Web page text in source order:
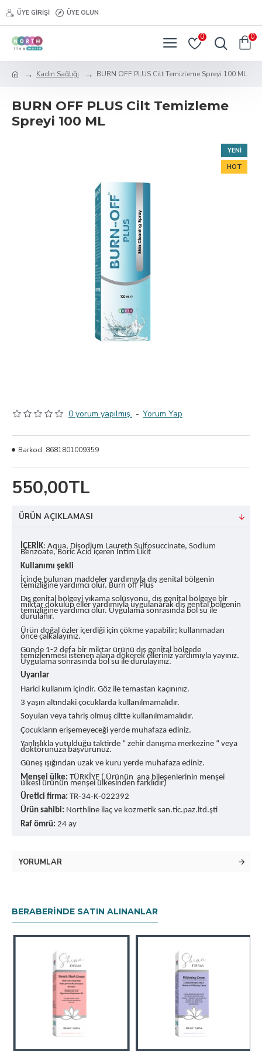
ÜYE GIRIŞI ÜYE OLUN
0 0
Kadın Sağlığı BURN OFF PLUS Cilt Temizleme Spreyi 100 ML
BURN OFF PLUS Cilt Temizleme
Spreyi 100 ML
YENI
HOT
0 yorum yapılmış. - Yorum Yap
550,00TL
Barkod: 8681801009359
ÜRÜN AÇIKLAMASI
İÇERİK: Aqua, Disodium Laureth Sulfosuccinate, Sodium
Benzoate, Boric Acid içeren İntim Likit
Kullanımı şekli
İçinde bulunan maddeler yardımıyla dış genital bölgenin
temizliğine yardımcı olur. Burn off Plus
Dış genital bölgeyi yıkama solüsyonu, dış genital bölgeye bir
miktar dökülüp eller yardımıyla uygulanarak dış gental bölgenin
temizliğine yardımcı olur. Uygulama sonrasında bol su ile
durulanır.
Ürün doğal özler içerdiği için çökme yapabilir; kullanmadan
önce çalkalayınız.
Günde 1-2 defa bir miktar ürünü dış genital bölgede
temizlenmesi istenen alana dökerek elleriniz yardımıyla yayınız.
Uygulama sonrasında bol su ile durulayınız.
Uyarılar
Harici kullanım içindir. Göz ile temastan kaçınınız.
3 yaşın altındaki çocuklarda kullanılmamalıdır.
Soyulan veya tahriş olmuş ciltte kullanılmamalıdır.
Çocukların erişemeyeceği yerde muhafaza ediniz.
Yanlışlıkla yutulduğu taktirde “ zehir danışma merkezine “ veya
doktorunuza başvurunuz.
Güneş ışığından uzak ve kuru yerde muhafaza ediniz.
Menşei ülke: TÜRKİYE ( Ürünün ana bileşenlerinin menşei
ülkesi ürünün menşei ülkesinden farklıdır)
Üretici firma: TR-34-K-022392
Ürün sahibi: Northline ilaç ve kozmetik san.tic.paz.ltd.şti
Raf ömrü: 24 ay
YORUMLAR
BERABERINDE SATIN ALINANLAR